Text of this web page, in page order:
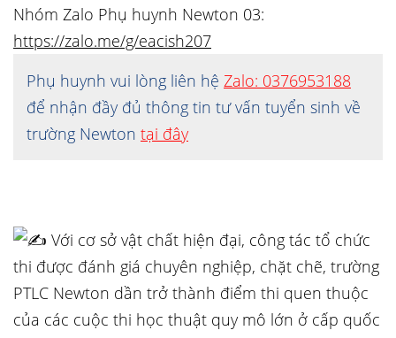
Nhóm Zalo Phụ huynh Newton 03:
https://zalo.me/g/eacish207
Phụ huynh vui lòng liên hệ Zalo: 0376953188
để nhận đầy đủ thông tin tư vấn tuyển sinh về
trường Newton tại đây
Với cơ sở vật chất hiện đại, công tác tổ chức
thi được đánh giá chuyên nghiệp, chặt chẽ, trường
PTLC Newton dần trở thành điểm thi quen thuộc
của các cuộc thi học thuật quy mô lớn ở cấp quốc